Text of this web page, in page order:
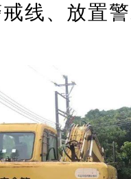
线、放置